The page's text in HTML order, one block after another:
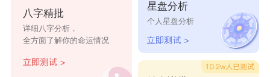
丝祈手抓饼
店
裹婴手抓饼 穰岁手抓饼
记浜手抓饼 辞成手抓饼 金业
八字精批
详细八字分析，
全方面了解你的命运情况
星盘分析
个人星盘分析